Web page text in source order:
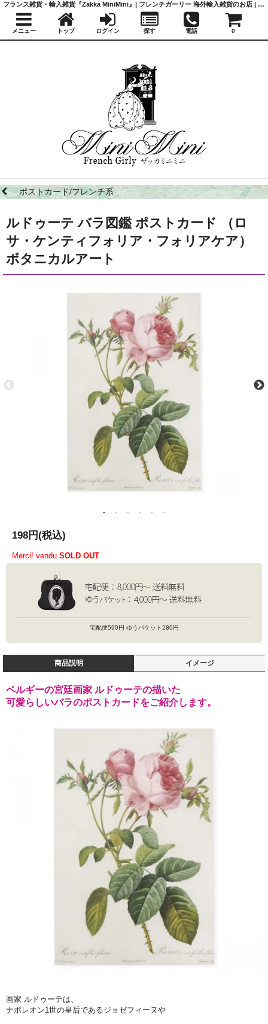
ポストカード/フレンチ系
ルドゥーテ バラ図鑑 ポストカード （ロ
サ・ケンティフォリア・フォリアケア）
ボタニカルアート
198円(税込)
Merci! vendu SOLD OUT
宅配便590円 ゆうパケット280円
商品説明 イメージ
ベルギーの宮廷画家 ルドゥーテの描いた
可愛らしいバラのポストカードをご紹介します。
画家 ルドゥーテは、
ナポレオン1世の皇后であるジョゼフィーヌや
フランス雑貨・輸入雑貨『Zakka MiniMini』| フレンチガーリー 海外輸入雑貨のお店 | かわいい雑貨 | 蚤の市 | アンティーク
メニュー トップ ログイン 探す 電話 0